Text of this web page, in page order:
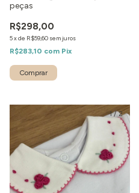
peças
R$298,00
5xde R$59,60 sem juros
R$283,10 com Pix
1/2